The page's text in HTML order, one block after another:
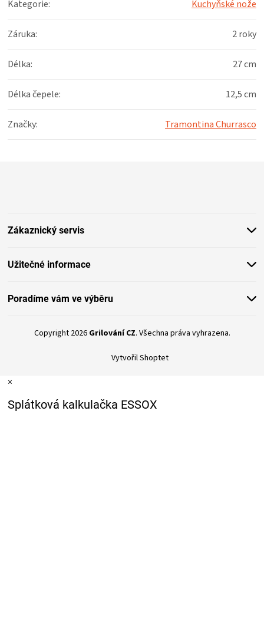
(CZK)
PŘIHLÁŠENÍ
Kategorie: Kuchyňské nože
Záruka: 2 roky
Délka: 27 cm
Délka čepele: 12,5 cm
Značky: Tramontina Churrasco
Zákaznický servis
Užitečné informace
Poradíme vám ve výběru
Vytvořil Shoptet
Copyright 2026 Grilování CZ. Všechna práva vyhrazena.
×
Splátková kalkulačka ESSOX